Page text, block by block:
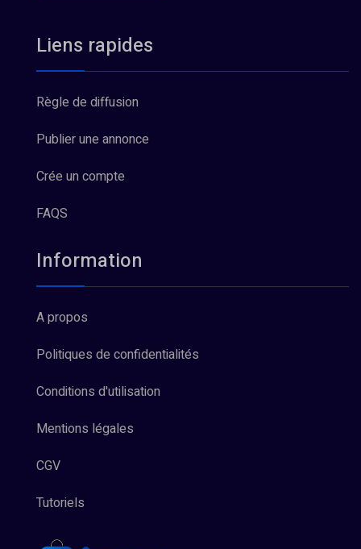
Liens rapides
Règle de diffusion
Publier une annonce
Crée un compte
FAQS
Information
A propos
Politiques de confidentialités
Conditions d'utilisation
Mentions légales
CGV
Tutoriels